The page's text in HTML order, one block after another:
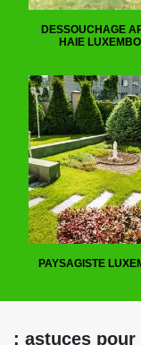
DESSOUCHAGE
HAIE
PAYSAGISTE
: astuces